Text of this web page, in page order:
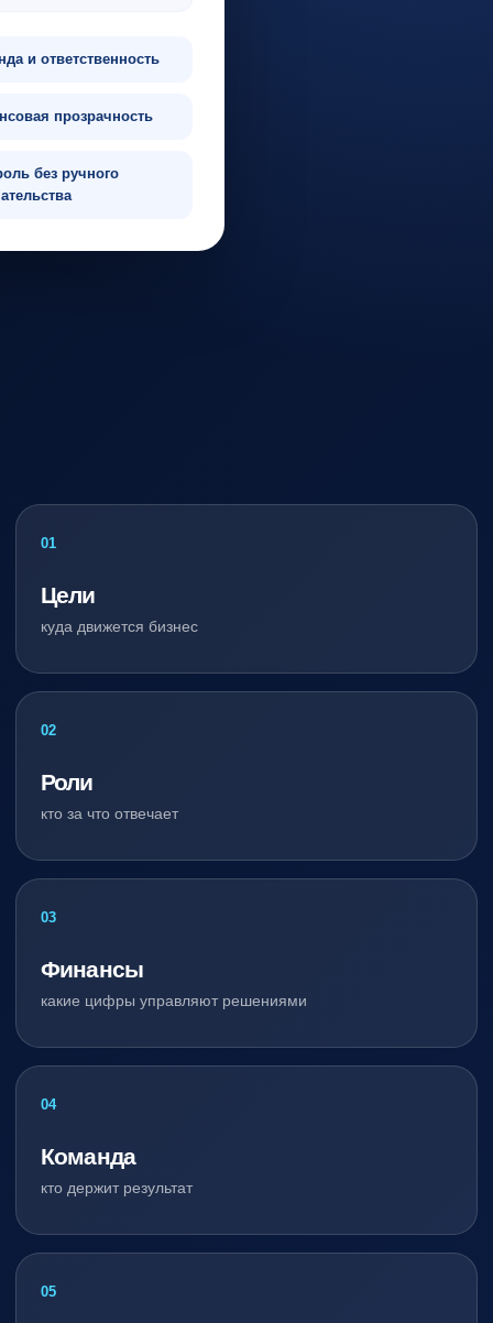
и ответственность
прозрачность
без ручного
01
Цели
куда движется бизнес
02
Роли
кто за что отвечает
03
Финансы
какие цифры управляют решениями
04
Команда
кто держит результат
05